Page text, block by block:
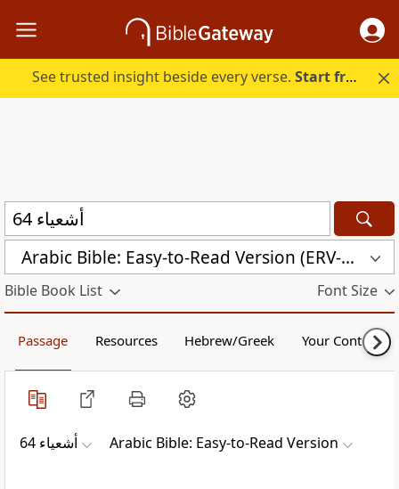
See trusted insight beside every verse.Start free.
Arabic Bible: Easy-to-Read Version (ERV-AR)
Bible Book List Font Size
Passage Resources Hebrew/Greek Your Content
ﺃﺷﻌﻴﺎء 64 Arabic Bible: Easy-to-Read Version